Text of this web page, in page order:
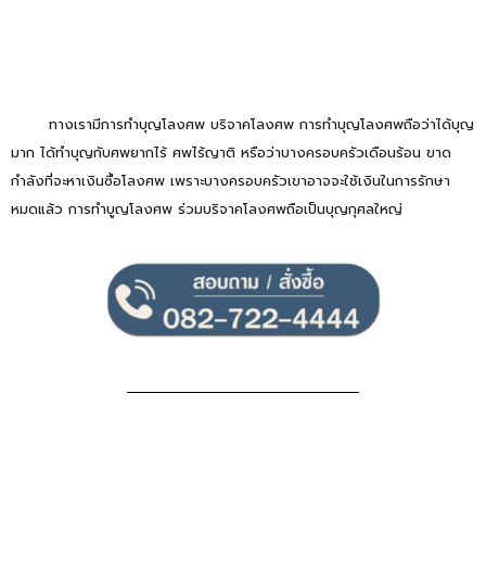
ทางเรามีการทำบุญโลงศพ บริจาคโลงศพ การทำบุญโลงศพถือว่าได้บุญ
มาก ได้ทำบุญกับศพยากไร้ ศพไร้ญาติ หรือว่าบางครอบครัวเดือนร้อน ขาด
กำลังที่จะหาเงินซื้อโลงศพ เพราะบางครอบครัวเขาอาจจะใช้เงินในการรักษา
หมดแล้ว การทำบูญโลงศพ ร่วมบริจาคโลงศพถือเป็นบุญกุศลใหญ่